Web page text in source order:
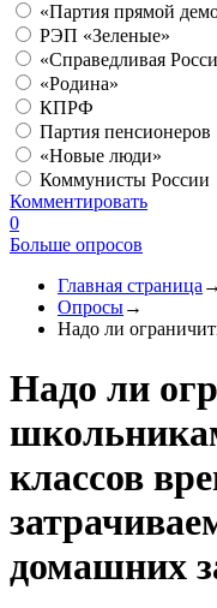
«Партия прямой
РЭП «Зеленые»
«Справедливая
«Родина»
КПРФ
Партия пенсионеров
«Новые люди»
Коммунисты России
Комментировать
0
Больше опросов
Главная страница→
Опросы→
Надо ли
Надо ли
классов
домашних